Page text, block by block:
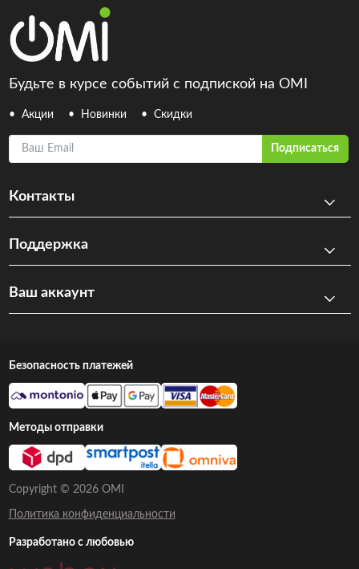
Будьте в курсе событий с подпиской на OMI
Акции Новинки Скидки
Ваш Email
Подписаться
Контакты
Поддержка
Ваш аккаунт
Copyright © 2026 OMI
Политика конфиденциальности
Безопасность платежей
Методы отправки
Разработано с любовью